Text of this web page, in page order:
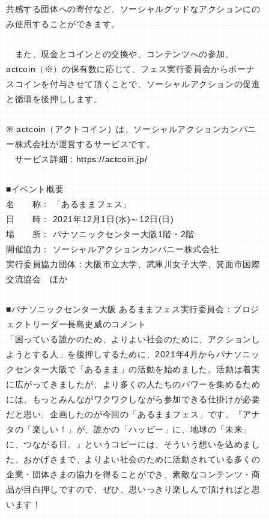
共感する団体への寄付など、ソーシャルグッドなアクションにの
み使用することができます。
また、現金とコインとの交換や、コンテンツへの参加、
actcoin（※）の保有数に応じて、フェス実行委員会からボーナ
スコインを付与させて頂くことで、ソーシャルアクションの促進
と循環を後押しします。
※ actcoin（アクトコイン）は、ソーシャルアクションカンパニ
ー株式会社が運営するサービスです。
サービス詳細： https://actcoin.jp/
■イベント概要
名 称： 「あるままフェス」
日 時： 2021年12月1日(水)～12日(日)
場 所： パナソニックセンター大阪1階・2階
開催協力： ソーシャルアクションカンパニー株式会社
実行委員協力団体：大阪市立大学、武庫川女子大学、箕面市国際
交流協会 ほか
■パナソニックセンター大阪 あるままフェス実行委員会：プロジ
ェクトリーダー長島史威のコメント
「困っている誰かのため、よりよい社会のために、アクションし
ようとする人」を後押しするために、2021年4月からパナソニッ
クセンター大阪で「あるまま」の活動を始めました。活動は着実
に広がってきましたが、より多くの人たちのパワーを集めるため
には、もっとみんながワクワクしながら参加できる仕掛けが必要
だと思い、企画したのが今回の「あるままフェス」です。『アナ
タの「楽しい！」が、誰かの「ハッピー」に、地球の「未来」
に、つながる日。』というコピーには、そういう想いを込めまし
た。おかげさまで、よりよい社会のために活動されている多くの
企業・団体さまの協力を得ることができ、素敵なコンテンツ・商
品が目白押しですので、ぜひ、思いっきり楽しんで頂ければと思
います！